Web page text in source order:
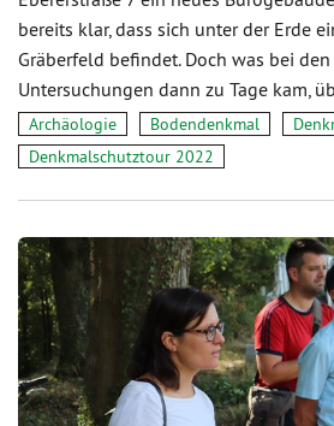
bereits klar, dass sich unter der Erde
Gräberfeld befindet. Doch was bei
Untersuchungen dann zu Tage kam,
Archäologie Bodendenkmal
Denkmalschutztour 2022